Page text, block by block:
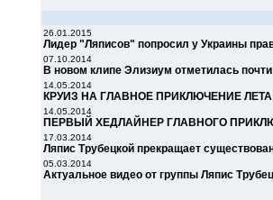
26.01.2015
Лидер "Ляписов" попросил у Украины
07.10.2014
В новом клипе Элизиум отметилась
14.05.2014
КРУИЗ НА ГЛАВНОЕ ПРИКЛЮЧЕНИЕ
14.05.2014
ПЕРВЫЙ ХЕДЛАЙНЕР ГЛАВНОГО
17.03.2014
Ляпис Трубецкой прекращает
05.03.2014
Актуальное видео от группы Ляпис